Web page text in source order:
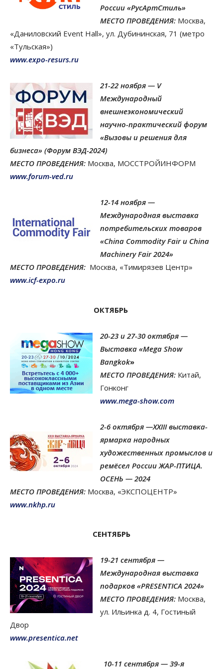
России «РусАртСтиль»
МЕСТО ПРОВЕДЕНИЯ: Москва,
«Даниловский Event Hall», ул. Дубининская, 71 (метро
«Тульская»)
www.expo-resurs.ru
21-22 ноября — V
Международный
внешнеэкономический
научно-практический форум
«Вызовы и решения для
бизнеса» (Форум ВЭД-2024)
МЕСТО ПРОВЕДЕНИЯ: Москва, МОССТРОЙИНФОРМ
www.forum-ved.ru
12-14 ноября —
Международная выставка
потребительских товаров
«China Commodity Fair и China
Machinery Fair 2024»
МЕСТО ПРОВЕДЕНИЯ: Москва, «Тимирязев Центр»
www.icf-expo.ru
ОКТЯБРЬ
20-23 и 27-30 октября —
Выставка «Mega Show
Bangkok»
МЕСТО ПРОВЕДЕНИЯ: Китай,
Гонконг
www.mega-show.com
2-6 октября —XXIII выставка-
ярмарка народных
художественных промыслов и
ремёсел России ЖАР-ПТИЦА.
ОСЕНЬ — 2024
МЕСТО ПРОВЕДЕНИЯ: Москва, «ЭКСПОЦЕНТР»
www.nkhp.ru
СЕНТЯБРЬ
19-21 сентября —
Международная выставка
подарков «PRESENTICA 2024»
МЕСТО ПРОВЕДЕНИЯ: Москва,
ул. Ильинка д. 4, Гостиный
Двор
www.presentica.net
10-11 сентября — 39-я